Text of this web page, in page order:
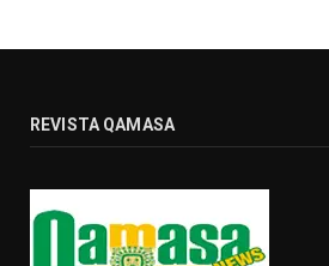
REVISTA QAMASA